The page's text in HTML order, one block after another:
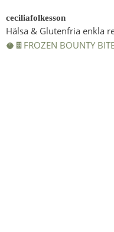
ceciliafolkesson
Hälsa & Glutenfria enkla
🥥🍫FROZEN BOUNTY